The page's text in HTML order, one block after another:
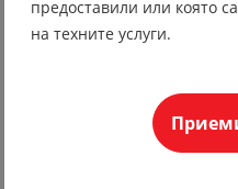
предоставили или която
на техните услуги.